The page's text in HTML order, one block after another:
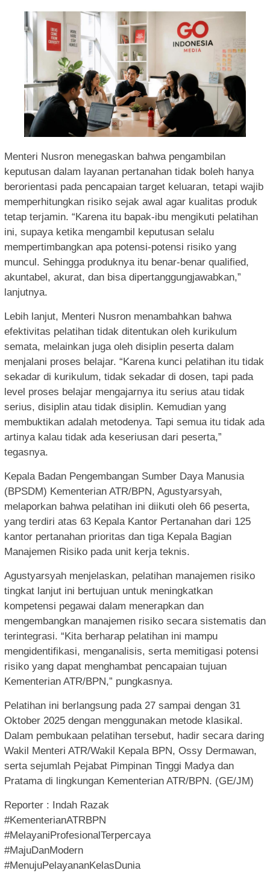
Menteri Nusron menegaskan bahwa pengambilan
keputusan dalam layanan pertanahan tidak boleh hanya
berorientasi pada pencapaian target keluaran, tetapi wajib
memperhitungkan risiko sejak awal agar kualitas produk
tetap terjamin. “Karena itu bapak-ibu mengikuti pelatihan
ini, supaya ketika mengambil keputusan selalu
mempertimbangkan apa potensi-potensi risiko yang
muncul. Sehingga produknya itu benar-benar qualified,
akuntabel, akurat, dan bisa dipertanggungjawabkan,”
lanjutnya.
Lebih lanjut, Menteri Nusron menambahkan bahwa
efektivitas pelatihan tidak ditentukan oleh kurikulum
semata, melainkan juga oleh disiplin peserta dalam
menjalani proses belajar. “Karena kunci pelatihan itu tidak
sekadar di kurikulum, tidak sekadar di dosen, tapi pada
level proses belajar mengajarnya itu serius atau tidak
serius, disiplin atau tidak disiplin. Kemudian yang
membuktikan adalah metodenya. Tapi semua itu tidak ada
artinya kalau tidak ada keseriusan dari peserta,”
tegasnya.
Kepala Badan Pengembangan Sumber Daya Manusia
(BPSDM) Kementerian ATR/BPN, Agustyarsyah,
melaporkan bahwa pelatihan ini diikuti oleh 66 peserta,
yang terdiri atas 63 Kepala Kantor Pertanahan dari 125
kantor pertanahan prioritas dan tiga Kepala Bagian
Manajemen Risiko pada unit kerja teknis.
Agustyarsyah menjelaskan, pelatihan manajemen risiko
tingkat lanjut ini bertujuan untuk meningkatkan
kompetensi pegawai dalam menerapkan dan
mengembangkan manajemen risiko secara sistematis dan
terintegrasi. “Kita berharap pelatihan ini mampu
mengidentifikasi, menganalisis, serta memitigasi potensi
risiko yang dapat menghambat pencapaian tujuan
Kementerian ATR/BPN,” pungkasnya.
Pelatihan ini berlangsung pada 27 sampai dengan 31
Oktober 2025 dengan menggunakan metode klasikal.
Dalam pembukaan pelatihan tersebut, hadir secara daring
Wakil Menteri ATR/Wakil Kepala BPN, Ossy Dermawan,
serta sejumlah Pejabat Pimpinan Tinggi Madya dan
Pratama di lingkungan Kementerian ATR/BPN. (GE/JM)
Reporter : Indah Razak
#KementerianATRBPN
#MelayaniProfesionalTerpercaya
#MajuDanModern
#MenujuPelayananKelasDunia